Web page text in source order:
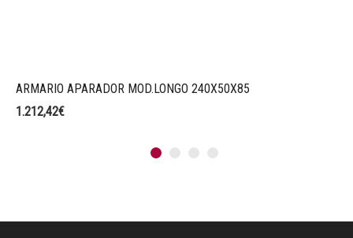
ARMARIO APARADOR MOD.LONGO 240X50X85
1.212,42€